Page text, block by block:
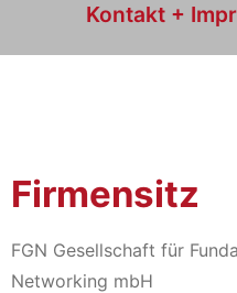
Kontakt +
Firmensitz
FGN Gesellschaft für
Networking mbH